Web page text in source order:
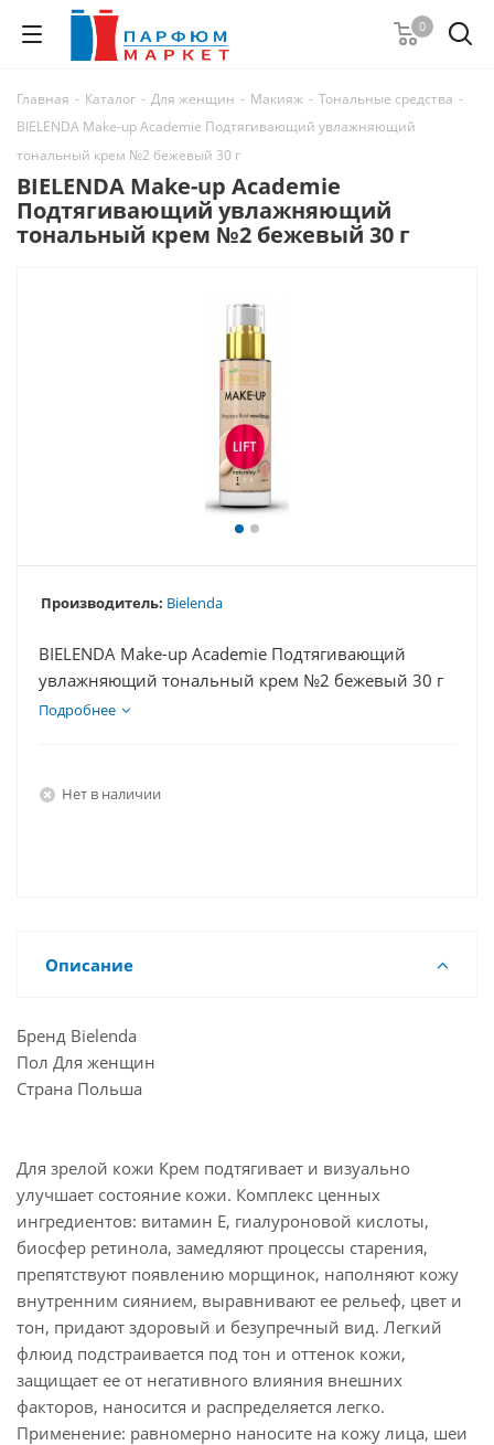
0
Главная - Каталог - Для женщин - Макияж - Тональные средства -
BIELENDA Make-up Academie Подтягивающий увлажняющий
тональный крем №2 бежевый 30 г
BIELENDA Make-up Academie
Подтягивающий увлажняющий
тональный крем №2 бежевый 30 г
Производитель: Bielenda
BIELENDA Make-up Academie Подтягивающий
увлажняющий тональный крем №2 бежевый 30 г
Подробнее
Нет в наличии
Описание
Бренд Bielenda
Пол Для женщин
Страна Польша
Для зрелой кожи Крем подтягивает и визуально
улучшает состояние кожи. Комплекс ценных
ингредиентов: витамин Е, гиалуроновой кислоты,
биосфер ретинола, замедляют процессы старения,
препятствуют появлению морщинок, наполняют кожу
внутренним сиянием, выравнивают ее рельеф, цвет и
тон, придают здоровый и безупречный вид. Легкий
флюид подстраивается под тон и оттенок кожи,
защищает ее от негативного влияния внешних
факторов, наносится и распределяется легко.
Применение: равномерно наносите на кожу лица, шеи